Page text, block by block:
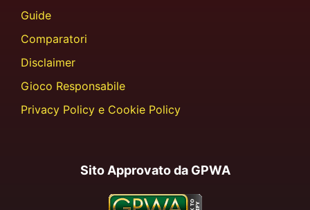
Guide
Comparatori
Disclaimer
Gioco Responsabile
Privacy Policy e Cookie Policy
Sito Approvato da GPWA